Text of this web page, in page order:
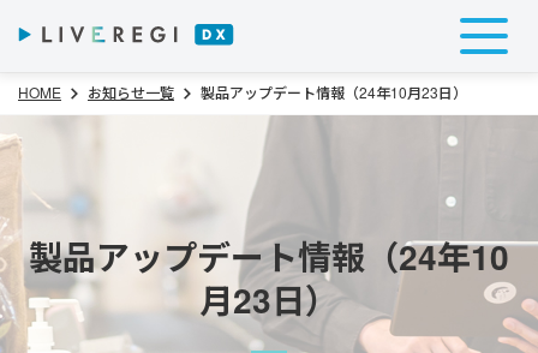
HOME お知らせ一覧 製品アップデート情報（24年10月23日）
製品アップデート情報（24年10
月23日）